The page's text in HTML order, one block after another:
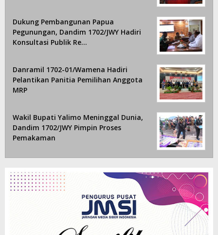
Dukung Pembangunan Papua
Pegunungan, Dandim 1702/JWY Hadiri
Konsultasi Publik Re…
Danramil 1702-01/Wamena Hadiri
Pelantikan Panitia Pemilihan Anggota
MRP
Wakil Bupati Yalimo Meninggal Dunia,
Dandim 1702/JWY Pimpin Proses
Pemakaman